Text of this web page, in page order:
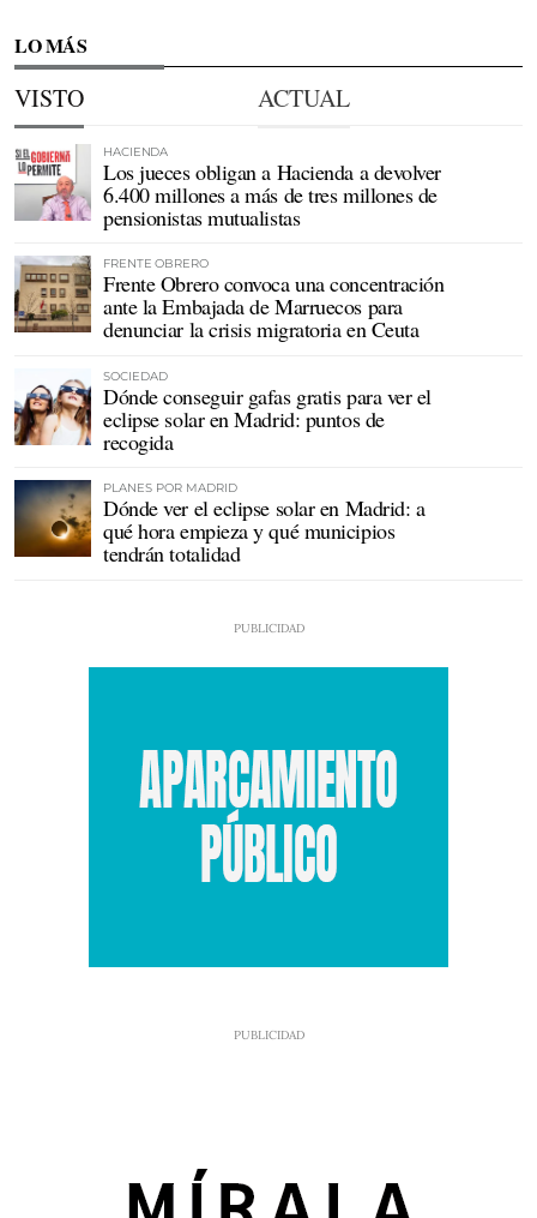
LO MÁS
VISTO ACTUAL
HACIENDA
Los jueces obligan a Hacienda a devolver
6.400 millones a más de tres millones de
pensionistas mutualistas
FRENTE OBRERO
Frente Obrero convoca una concentración
ante la Embajada de Marruecos para
denunciar la crisis migratoria en Ceuta
SOCIEDAD
Dónde conseguir gafas gratis para ver el
eclipse solar en Madrid: puntos de
recogida
PLANES POR MADRID
Dónde ver el eclipse solar en Madrid: a
qué hora empieza y qué municipios
tendrán totalidad